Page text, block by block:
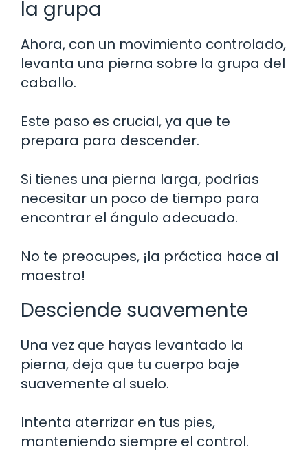
la grupa
Ahora, con un movimiento controlado,
levanta una pierna sobre la grupa del
caballo.
Este paso es crucial, ya que te
prepara para descender.
Si tienes una pierna larga, podrías
necesitar un poco de tiempo para
encontrar el ángulo adecuado.
No te preocupes, ¡la práctica hace al
maestro!
Desciende suavemente
Una vez que hayas levantado la
pierna, deja que tu cuerpo baje
suavemente al suelo.
Intenta aterrizar en tus pies,
manteniendo siempre el control.